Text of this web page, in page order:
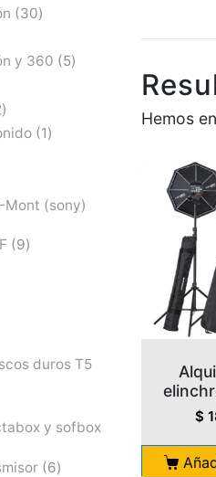
Hemos
$
30
y 360
5
1
Mont (sony)
9
duros T5
y sofbox
6